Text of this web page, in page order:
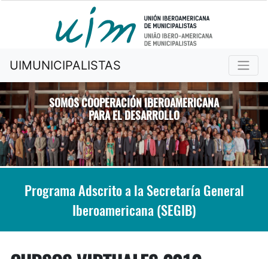
UIMUNICIPALISTAS
SOMOS COOPERACIÓN IBEROAMERICANA
PARA EL DESARROLLO
Previous Next
Programa Adscrito a la Secretaría General
Iberoamericana (SEGIB)